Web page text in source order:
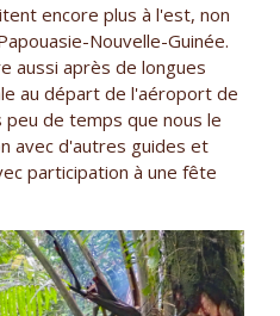
encore plus à l'est, non
Nouvelle-Guinée.
aussi après de longues
au départ de l'aéroport de
peu de temps que nous le
avec d'autres guides et
participation à une fête